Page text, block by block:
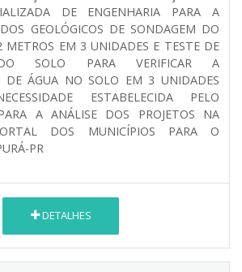
DE ENGENHARIA PARA A
GEOLÓGICOS DE SONDAGEM DO
METROS EM 3 UNIDADES E TESTE DE
DO SOLO PARA VERIFICAR A
DE ÁGUA NO SOLO EM 3 UNIDADES
ESTABELECIDA PELO
A ANÁLISE DOS PROJETOS NA
DOS MUNICÍPIOS PARA O
PR
DETALHES